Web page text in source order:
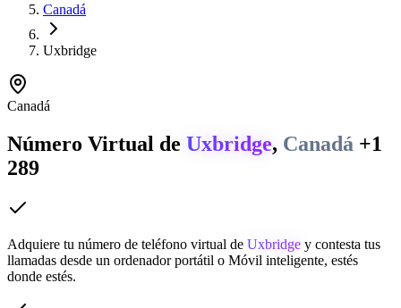
Canadá
Uxbridge
Canadá
Número Virtual de Uxbridge, Canadá +1
289
Adquiere tu número de teléfono virtual de Uxbridge y contesta tus
llamadas desde un ordenador portátil o Móvil inteligente, estés
donde estés.